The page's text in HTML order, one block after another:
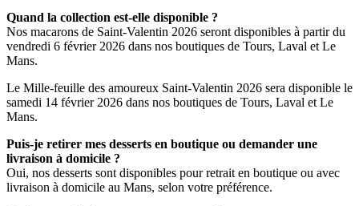
Quand la collection est-elle disponible ?
Nos macarons de Saint-Valentin 2026 seront disponibles à partir du
vendredi 6 février 2026 dans nos boutiques de Tours, Laval et Le
Mans.
Le Mille-feuille des amoureux Saint-Valentin 2026 sera disponible le
samedi 14 février 2026 dans nos boutiques de Tours, Laval et Le
Mans.
Puis-je retirer mes desserts en boutique ou demander une
livraison à domicile ?
Oui, nos desserts sont disponibles pour retrait en boutique ou avec
livraison à domicile au Mans, selon votre préférence.